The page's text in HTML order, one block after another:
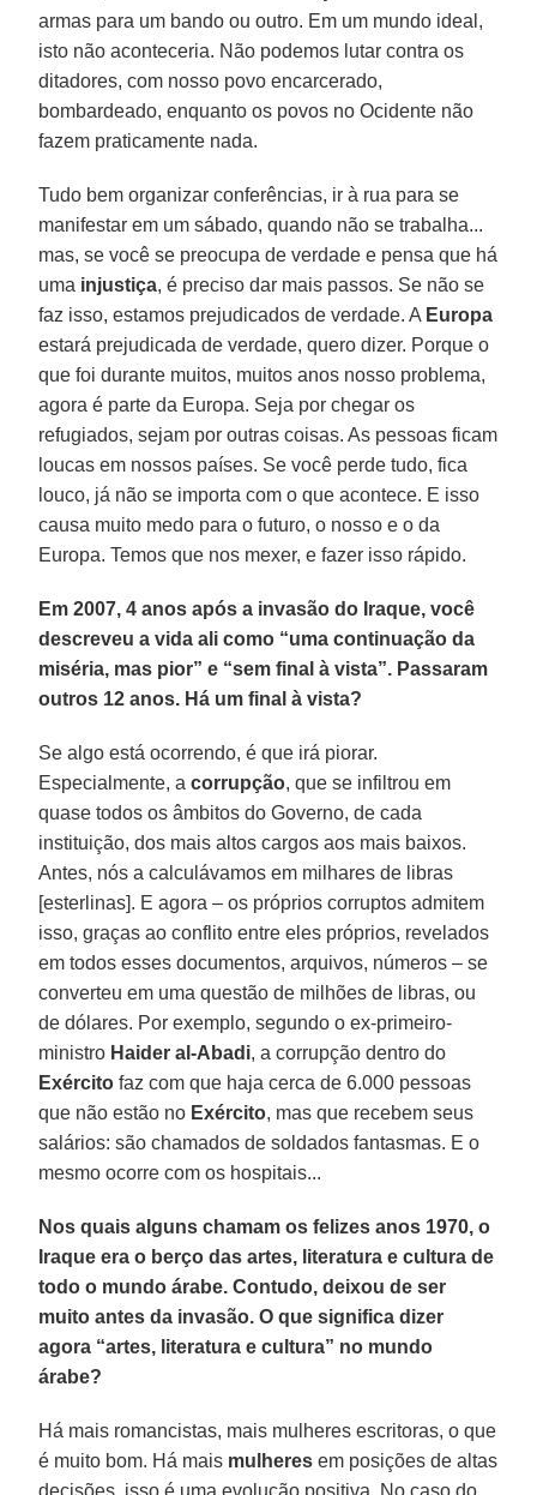
armas para um bando ou outro. Em um mundo ideal,
isto não aconteceria. Não podemos lutar contra os
ditadores, com nosso povo encarcerado,
bombardeado, enquanto os povos no Ocidente não
fazem praticamente nada.
Tudo bem organizar conferências, ir à rua para se
manifestar em um sábado, quando não se trabalha...
mas, se você se preocupa de verdade e pensa que há
uma injustiça, é preciso dar mais passos. Se não se
faz isso, estamos prejudicados de verdade. A Europa
estará prejudicada de verdade, quero dizer. Porque o
que foi durante muitos, muitos anos nosso problema,
agora é parte da Europa. Seja por chegar os
refugiados, sejam por outras coisas. As pessoas ficam
loucas em nossos países. Se você perde tudo, fica
louco, já não se importa com o que acontece. E isso
causa muito medo para o futuro, o nosso e o da
Europa. Temos que nos mexer, e fazer isso rápido.
Em 2007, 4 anos após a invasão do Iraque, você
descreveu a vida ali como “uma continuação da
miséria, mas pior” e “sem final à vista”. Passaram
outros 12 anos. Há um final à vista?
Se algo está ocorrendo, é que irá piorar.
Especialmente, acorrupção, que se infiltrou em
quase todos os âmbitos do Governo, de cada
instituição, dos mais altos cargos aos mais baixos.
Antes, nós a calculávamos em milhares de libras
[esterlinas]. E agora – os próprios corruptos admitem
isso, graças ao conflito entre eles próprios, revelados
em todos esses documentos, arquivos, números – se
converteu em uma questão de milhões de libras, ou
de dólares. Por exemplo, segundo o ex-primeiro-
ministro Haider al-Abadi, a corrupção dentro do
Exército faz com que haja cerca de 6.000 pessoas
que não estão no Exército, mas que recebem seus
salários: são chamados de soldados fantasmas. E o
mesmo ocorre com os hospitais...
Nos quais alguns chamam os felizes anos 1970, o
Iraque era o berço das artes, literatura e cultura de
todo o mundo árabe. Contudo, deixou de ser
muito antes da invasão. O que significa dizer
agora “artes, literatura e cultura” no mundo
árabe?
Há mais romancistas, mais mulheres escritoras, o que
é muito bom. Há mais mulheres em posições de altas
decisões, isso é uma evolução positiva. No caso do